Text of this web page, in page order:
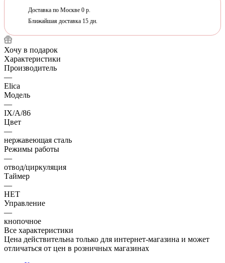
Доставка по Москве 0 р.
Ближайшая доставка 15 дн.
Хочу в подарок
Характеристики
Производитель
—
Elica
Модель
—
IX/A/86
Цвет
—
нержавеющая сталь
Режимы работы
—
отвод/циркуляция
Таймер
—
НЕТ
Управление
—
кнопочное
Все характеристики
Цена действительна только для интернет-магазина и может
отличаться от цен в розничных магазинах